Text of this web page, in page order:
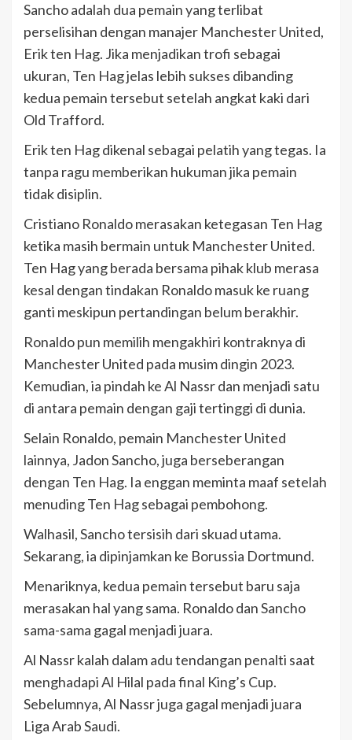
Sancho adalah dua pemain yang terlibat
perselisihan dengan manajer Manchester United,
Erik ten Hag. Jika menjadikan trofi sebagai
ukuran, Ten Hag jelas lebih sukses dibanding
kedua pemain tersebut setelah angkat kaki dari
Old Trafford.
Erik ten Hag dikenal sebagai pelatih yang tegas. Ia
tanpa ragu memberikan hukuman jika pemain
tidak disiplin.
Cristiano Ronaldo merasakan ketegasan Ten Hag
ketika masih bermain untuk Manchester United.
Ten Hag yang berada bersama pihak klub merasa
kesal dengan tindakan Ronaldo masuk ke ruang
ganti meskipun pertandingan belum berakhir.
Ronaldo pun memilih mengakhiri kontraknya di
Manchester United pada musim dingin 2023.
Kemudian, ia pindah ke Al Nassr dan menjadi satu
di antara pemain dengan gaji tertinggi di dunia.
Selain Ronaldo, pemain Manchester United
lainnya, Jadon Sancho, juga berseberangan
dengan Ten Hag. Ia enggan meminta maaf setelah
menuding Ten Hag sebagai pembohong.
Walhasil, Sancho tersisih dari skuad utama.
Sekarang, ia dipinjamkan ke Borussia Dortmund.
Menariknya, kedua pemain tersebut baru saja
merasakan hal yang sama. Ronaldo dan Sancho
sama-sama gagal menjadi juara.
Al Nassr kalah dalam adu tendangan penalti saat
menghadapi Al Hilal pada final King’s Cup.
Sebelumnya, Al Nassr juga gagal menjadi juara
Liga Arab Saudi.